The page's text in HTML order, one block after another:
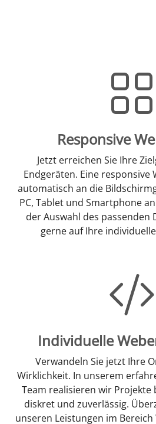
Responsive
Jetzt erreichen Sie Ihre
Endgeräten. Eine responsive
automatisch an die
PC, Tablet und Smartphone
der Auswahl des passenden
gerne auf Ihre
Individuelle
Verwandeln Sie jetzt Ihre
Wirklichkeit. In unserem
Team realisieren wir
diskret und zuverlässig.
unseren Leistungen im